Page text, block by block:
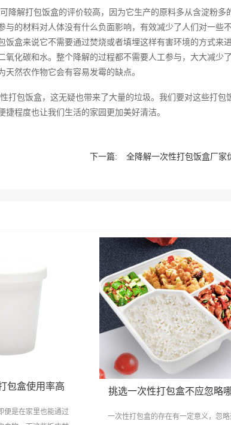
降解打包饭盒的评价较高，因为它生产的原料多从含淀粉
的材料对人体没有什么负面影响，有效减少了人们对一些
盒来说它不需要通过焚烧或者填埋这样有害环境的方式来
化碳和水。整个降解的过程都不需要人工参与，大大减少
然农作物它会有容易发霉的缺点。
打包饭盒，这无疑也带来了大量的垃圾。我们要对这些打
程度也让我们生活的家园更加美好清洁。
下一篇: 全降解一次性打包饭盒厂家
包盒使用率高
便是在家里也能通过
挑选一次性打包盒不应忽略
一次性打包盒的存在有一定意义，忽略